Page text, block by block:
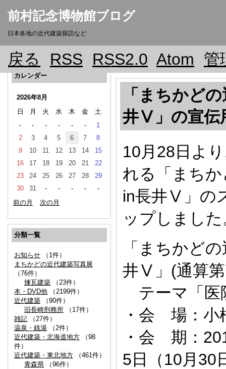
前村記念博物館ブログ
日本各地の近代建築探訪など
戻る RSS RSS2.0 Atom 管
カレンダー
2026年8月
日
月 火 水 木 金
土
-
- - - - -
1
2
3 4 5 6 7
8
9
10 11 12 13 14
15
16
17 18 19 20 21
22
23
24 25 26 27 28
29
30
31 - - - -
-
前の月
次の月
分類一覧
お知らせ （1件）
まちかどの近代建築写真展
（76件）
煉瓦建築 （23件）
本・DVD他 （2199件）
近代建築 （90件）
旧長崎刑務所 （17件）
雑記 （27件）
温泉・銭湯 （2件）
近代建築・北海道地方 （98
件）
近代建築・東北地方 （461件）
青森県 （96件）
「まちかど
井Ⅴ」の宣伝
10月28日よ
れる「まち
in長井Ⅴ」の
ップしました
「まちかど
井Ⅴ」(通算
テーマ「医
・会 場：小
・会 期：
5日（10月30